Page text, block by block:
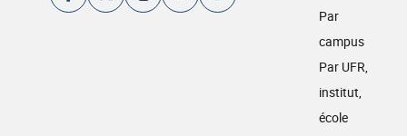
Par
campus
Par UFR,
institut,
école